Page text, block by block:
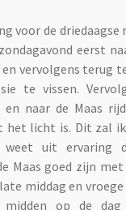
voor de
eerst
vervolgens terug
te vissen.
naar de Maas
het licht is. Dit zal
uit ervaring
Maas goed zijn
middag en
midden op de